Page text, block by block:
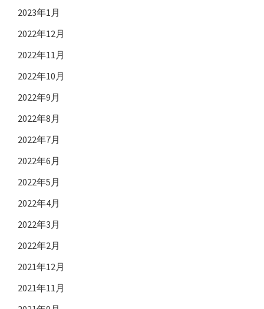
2023年1月
2022年12月
2022年11月
2022年10月
2022年9月
2022年8月
2022年7月
2022年6月
2022年5月
2022年4月
2022年3月
2022年2月
2021年12月
2021年11月